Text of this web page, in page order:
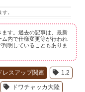
。
す。過去の記事は、最新
内で仕様変更等が行われ
明していることもありま
レスアップ関連 1.2
ドワチャッカ大陸